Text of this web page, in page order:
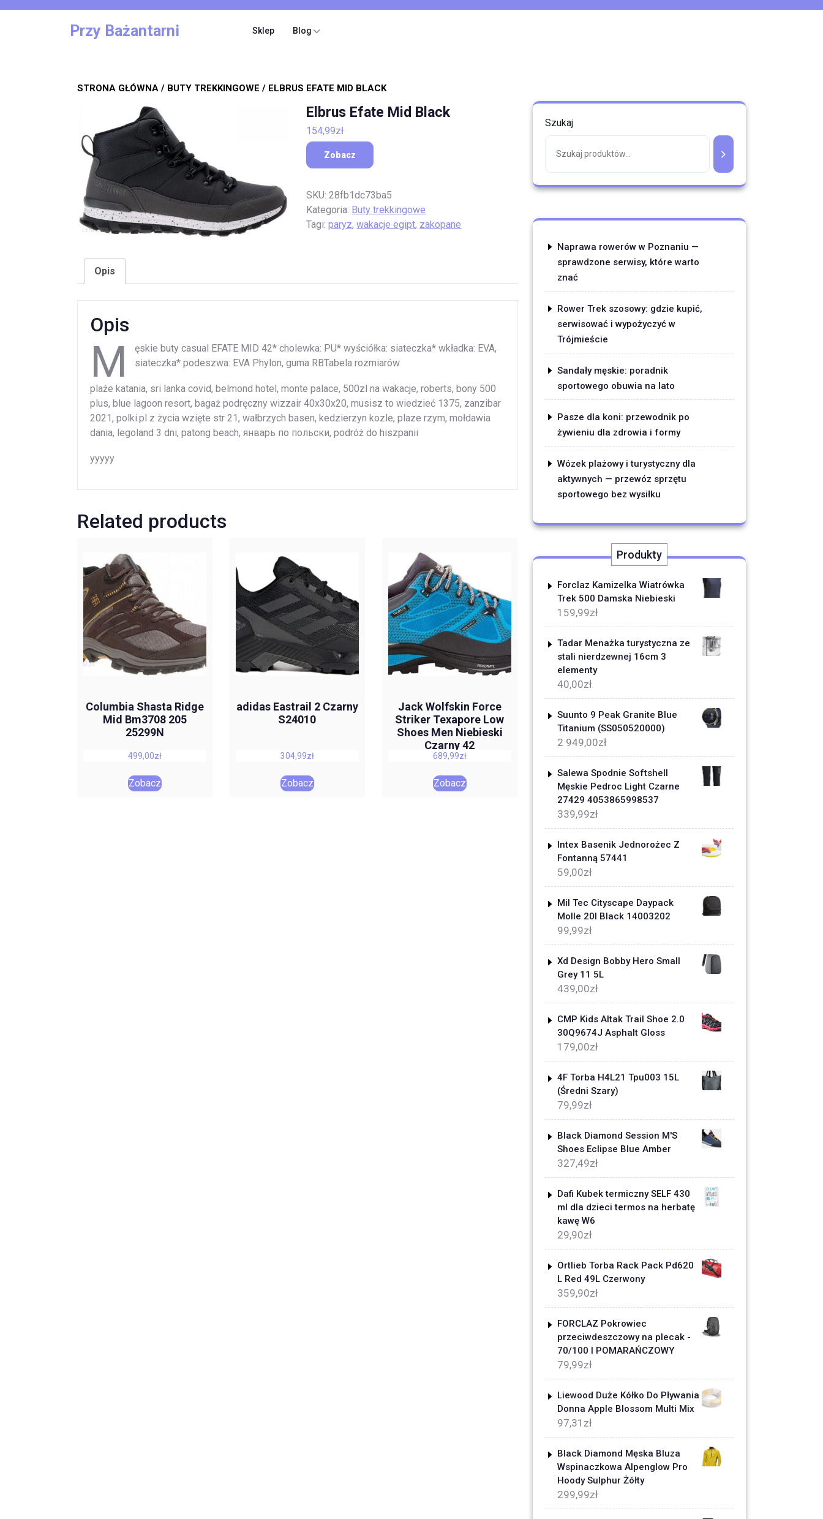
Przy Bażantarni Sklep Blog
STRONA GŁÓWNA / BUTY TREKKINGOWE / ELBRUS EFATE MID BLACK
Elbrus Efate Mid Black
154,99zł
Zobacz
SKU:28fb1dc73ba5
Kategoria: Buty trekkingowe
Tagi:paryz,wakacje egipt, zakopane
Opis
Opis
M
ęskie buty casual EFATE MID 42* cholewka: PU* wyściółka: siateczka* wkładka: EVA,
siateczka* podeszwa: EVA Phylon, guma RBTabela rozmiarów
plaże katania, sri lanka covid, belmond hotel, monte palace, 500zl na wakacje, roberts, bony 500
plus, blue lagoon resort, bagaż podręczny wizzair 40x30x20, musisz to wiedzieć 1375, zanzibar
2021, polki.pl z życia wzięte str 21, wałbrzych basen, kedzierzyn kozle, plaze rzym, mołdawia
dania, legoland 3 dni, patong beach, январь по польски, podróż do hiszpanii
yyyyy
Related products
Columbia Shasta Ridge
Mid Bm3708 205
25299N
499,00zł
Zobacz
adidas Eastrail 2 Czarny
S24010
304,99zł
Zobacz
Jack Wolfskin Force
Striker Texapore Low
Shoes Men Niebieski
Czarny 42
40388431176080
689,99zł
Zobacz
Szukaj
Naprawa rowerów w Poznaniu —
sprawdzone serwisy, które warto
znać
Rower Trek szosowy: gdzie kupić,
serwisować i wypożyczyć w
Trójmieście
Sandały męskie: poradnik
sportowego obuwia na lato
Pasze dla koni: przewodnik po
żywieniu dla zdrowia i formy
Wózek plażowy i turystyczny dla
aktywnych — przewóz sprzętu
sportowego bez wysiłku
Produkty
Forclaz Kamizelka Wiatrówka
Trek 500 Damska Niebieski
159,99zł
Tadar Menażka turystyczna ze
stali nierdzewnej 16cm 3
elementy
40,00zł
Suunto 9 Peak Granite Blue
Titanium (SS050520000)
2 949,00zł
Salewa Spodnie Softshell
Męskie Pedroc Light Czarne
27429 4053865998537
339,99zł
Intex Basenik Jednorożec Z
Fontanną 57441
59,00zł
Mil Tec Cityscape Daypack
Molle 20l Black 14003202
99,99zł
Xd Design Bobby Hero Small
Grey 11 5L
439,00zł
CMP Kids Altak Trail Shoe 2.0
30Q9674J Asphalt Gloss
179,00zł
4F Torba H4L21 Tpu003 15L
(Średni Szary)
79,99zł
Black Diamond Session M'S
Shoes Eclipse Blue Amber
327,49zł
Dafi Kubek termiczny SELF 430
ml dla dzieci termos na herbatę
kawę W6
29,90zł
Ortlieb Torba Rack Pack Pd620
L Red 49L Czerwony
359,90zł
FORCLAZ Pokrowiec
przeciwdeszczowy na plecak -
70/100 l POMARAŃCZOWY
79,99zł
Liewood Duże Kółko Do Pływania
Donna Apple Blossom Multi Mix
97,31 zł
Black Diamond Męska Bluza
Wspinaczkowa Alpenglow Pro
Hoody Sulphur Żółty
299,99zł